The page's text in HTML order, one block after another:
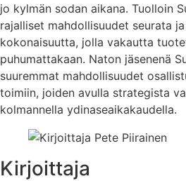
jo kylmän sodan aikana. Tuolloin
rajalliset mahdollisuudet seurata
kokonaisuutta, jolla vakautta
puhumattakaan. Naton jäsenenä
suuremmat mahdollisuudet
toimiin, joiden avulla strategista
kolmannella ydinaseaikakaudella.
Kirjoittaja